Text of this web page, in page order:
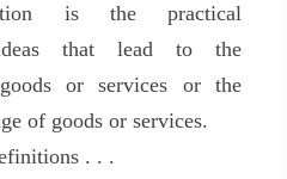
is the practical
that lead to the
or services or the
of goods or services.
. . .